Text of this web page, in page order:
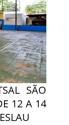
SÃO
12 A 14